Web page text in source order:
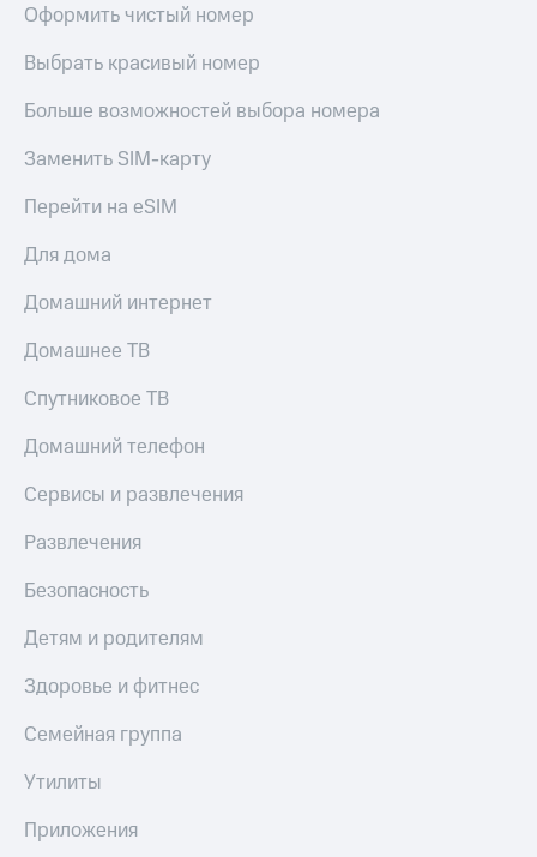
Оформить чистый номер
Выбрать красивый номер
Больше возможностей выбора номера
Заменить SIM-карту
Перейти на eSIM
Для дома
Домашний интернет
Домашнее ТВ
Спутниковое ТВ
Домашний телефон
Сервисы и развлечения
Развлечения
Безопасность
Детям и родителям
Здоровье и фитнес
Семейная группа
Утилиты
Приложения